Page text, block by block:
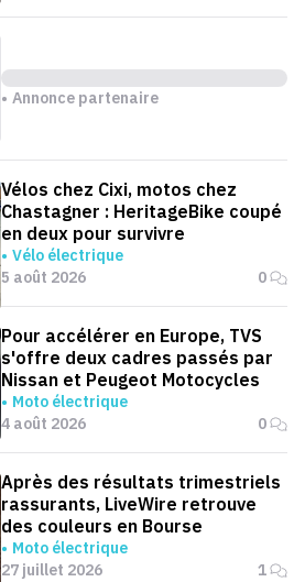
Annonce partenaire
Vélos chez Cixi, motos chez
Chastagner : HeritageBike coupé
en deux pour survivre
Vélo électrique
5 août 2026
0
Pour accélérer en Europe, TVS
s'offre deux cadres passés par
Nissan et Peugeot Motocycles
Moto électrique
4 août 2026
0
Après des résultats trimestriels
rassurants, LiveWire retrouve
des couleurs en Bourse
Moto électrique
27 juillet 2026
1